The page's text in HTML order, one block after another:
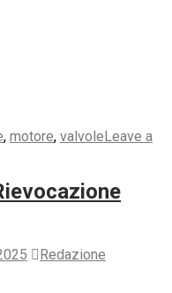
, motore, valvole Leave a
Redazione